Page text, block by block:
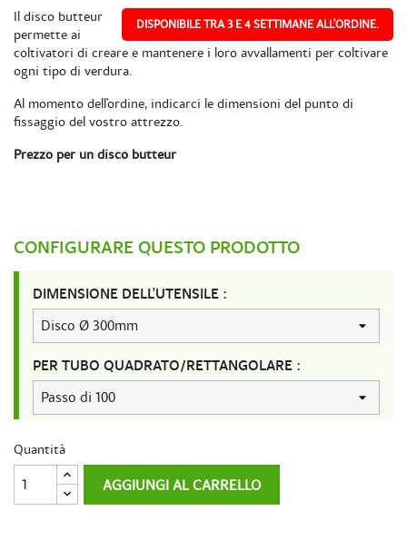
DISPONIBILE TRA 3 E 4 SETTIMANE ALL'ORDINE.
Il disco butteur
permette ai
coltivatori di creare e mantenere i loro avvallamenti per coltivare
ogni tipo di verdura.
Al momento dell'ordine, indicarci le dimensioni del punto di
fissaggio del vostro attrezzo.
Prezzo per un disco butteur
CONFIGURARE QUESTO PRODOTTO
DIMENSIONE DELL'UTENSILE :
PER TUBO QUADRATO/RETTANGOLARE :
Quantità
AGGIUNGI AL CARRELLO